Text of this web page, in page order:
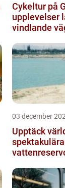
Cykeltur på
upplevelser
vindlande
03 december
Upptäck
spektakulära